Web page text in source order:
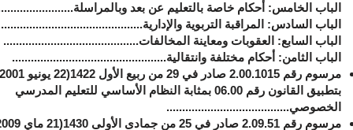
الباب الخامس: أحكام خاصة بالتعليم عن بعد
الباب السادس: المراقبة التربوية
الباب السابع: العقوبات ومعاينة المخالفات...........................................
الباب الثامن: أحكام مختلفة وانتقالية.................................................
بتطبيق القانون رقم 06.00 بمثابة النظام الأساسي للتعليم المدرسي
الخصوصي.......................................